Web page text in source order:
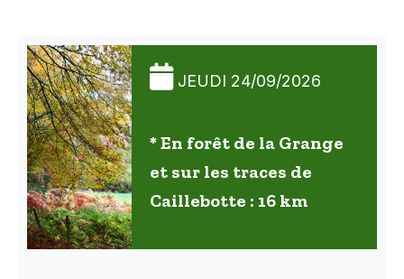
JEUDI 24/09/2026
* En forêt de la Grange
et sur les traces de
Caillebotte : 16 km